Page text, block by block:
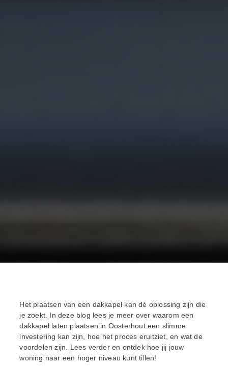
Het plaatsen van een dakkapel kan dé oplossing zijn die
je zoekt. In deze blog lees je meer over waarom een
dakkapel laten plaatsen in Oosterhout een slimme
investering kan zijn, hoe het proces eruitziet, en wat de
voordelen zijn. Lees verder en ontdek hoe jij jouw
woning naar een hoger niveau kunt tillen!